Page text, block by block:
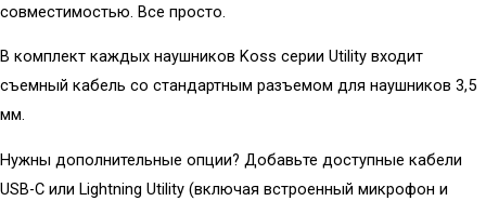
карты
Микшеры
Микрофоны
Wi-Fi / LTE роутер
(маршрутизатор)
совместимостью. Все просто.
В комплект каждых наушников Koss серии Utility входит
съемный кабель со стандартным разъемом для наушников 3,5
мм.
Нужны дополнительные опции? Добавьте доступные кабели
USB-C или Lightning Utility (включая встроенный микрофон и